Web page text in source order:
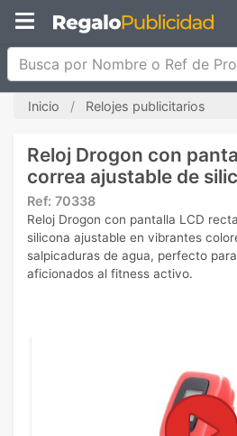
Busca por Nombre o Ref de
Inicio Relojes publicitarios
Reloj Drogon con
correa ajustable de
Ref: 70338
Reloj Drogon con pantalla LCD
silicona ajustable en vibrantes
salpicaduras de agua, perfecto
aficionados al fitness activo.